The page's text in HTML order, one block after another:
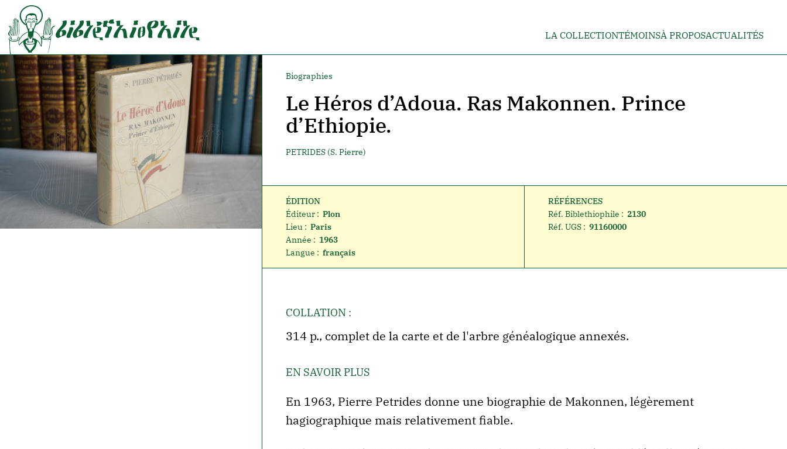
LA COLLECTIONTÉMOINSÀ PROPOSACTUALITÉS
Biographies
Le Héros d’Adoua. Ras Makonnen. Prince
d’Ethiopie.
PETRIDES (S. Pierre)
ÉDITION
Éditeur : Plon
Lieu : Paris
Année : 1963
Langue : français
RÉFÉRENCES
Réf. Biblethiophile : 2130
Réf. UGS : 91160000
COLLATION :
314 p., complet de la carte et de l'arbre généalogique annexés.
EN SAVOIR PLUS
En 1963, Pierre Petrides donne une biographie de Makonnen, légèrement
hagiographique mais relativement fiable.